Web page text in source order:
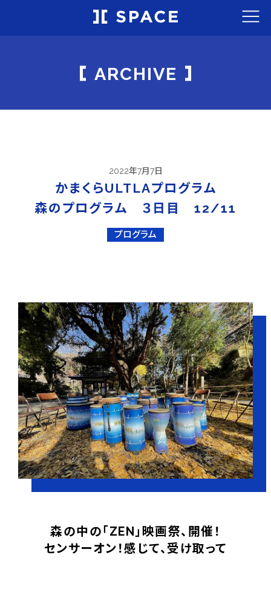
ARCHIVE
2022年7月7日
かまくらULTLAプログラム
森のプログラム ３日目 12/11
プログラム
森の中の「ZEN」映画祭、開催！
センサーオン！感じて、受け取って